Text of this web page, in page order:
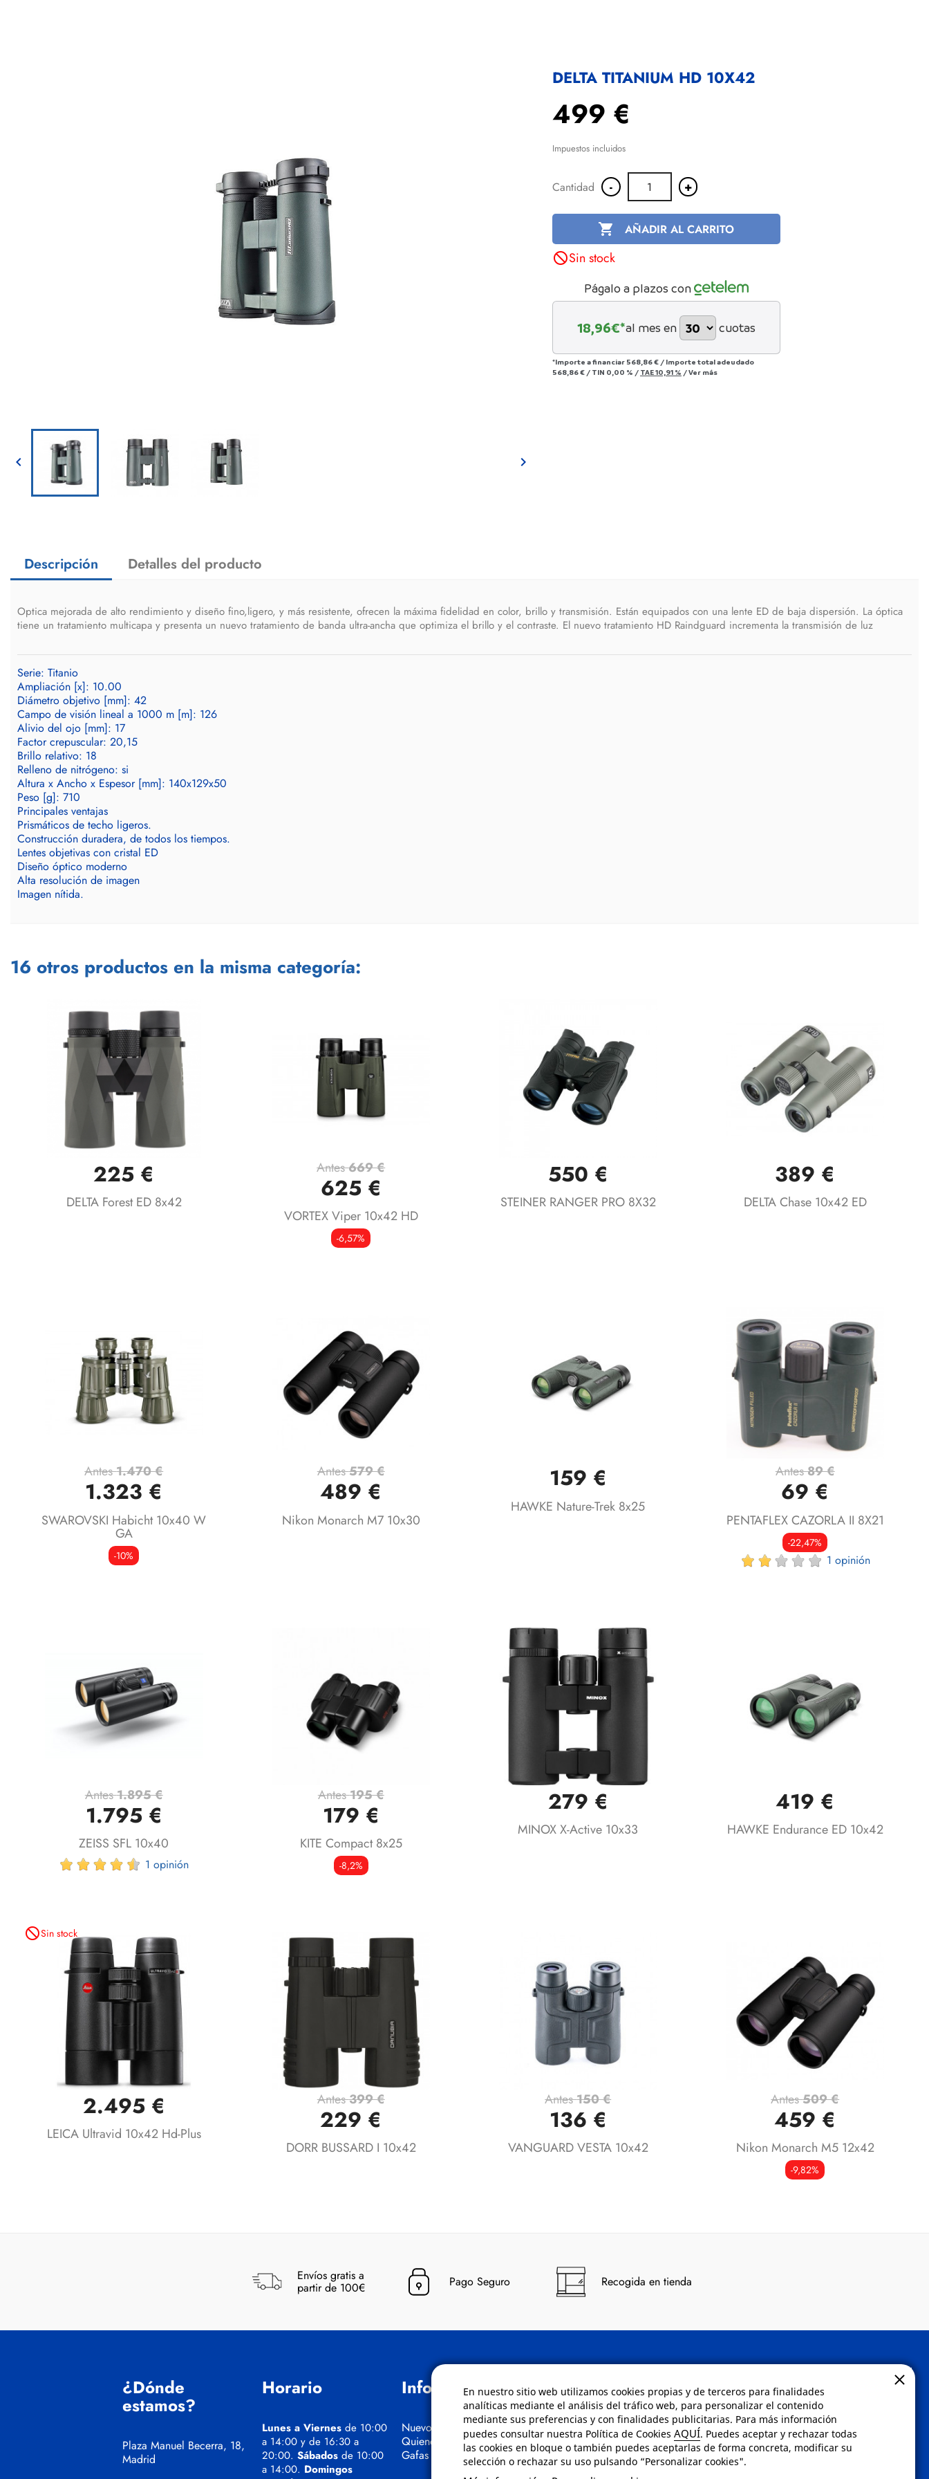
En nuestro sitio web utilizamos cookies propias y de terceros para finalidades
analíticas mediante el análisis del tráfico web, para personalizar el contenido
mediante sus preferencias y con finalidades publicitarias. Para más información
puedes consultar nuestra Política de Cookies AQUÍ. Puedes aceptar y rechazar todas
las cookies en bloque o también puedes aceptarlas de forma concreta, modificar su
selección o rechazar su uso pulsando “Personalizar cookies".
 
DELTA TITANIUM HD 10X42
499 €
Impuestos incluidos
Cantidad - +
 AÑADIR AL CARRITO
not_interestedSin stock
Págalo a plazos con
18,96€*al mes en cuotas
*Importe a financiar 568,86 € / Importe total adeudado
568,86 €/ TIN 0,00 % / TAE10,91 % /Ver más
Descripción Detalles del producto
Optica mejorada de alto rendimiento y diseño fino,ligero, y más resistente, ofrecen la máxima fidelidad en color, brillo y transmisión. Están equipados con una lente ED de baja dispersión. La óptica
tiene un tratamiento multicapa y presenta un nuevo tratamiento de banda ultra-ancha que optimiza el brillo y el contraste. El nuevo tratamiento HD Raindguard incrementa la transmisión de luz
Serie: Titanio
Ampliación [x]: 10.00
Diámetro objetivo [mm]: 42
Campo de visión lineal a 1000 m [m]: 126
Alivio del ojo [mm]: 17
Factor crepuscular: 20,15
Brillo relativo: 18
Relleno de nitrógeno: si
Altura x Ancho x Espesor [mm]: 140x129x50
Peso [g]: 710
Principales ventajas
Prismáticos de techo ligeros.
Construcción duradera, de todos los tiempos.
Lentes objetivas con cristal ED
Diseño óptico moderno
Alta resolución de imagen
Imagen nítida.
16 otros productos en la misma categoría:
Vista rápida
225 €
DELTA Forest ED 8x42
Vista rápida
Antes669 €
625 €
VORTEX Viper 10x42 HD
-6,57%
Vista rápida
550 €
STEINER RANGER PRO 8X32
Vista rápida
389 €
DELTA Chase 10x42 ED
Vista rápida
Antes1.470 €
1.323 €
SWAROVSKI Habicht 10x40 W
GA
-10%
Vista rápida
Antes579 €
489 €
Nikon Monarch M7 10x30
Vista rápida
159 €
HAWKE Nature-Trek 8x25
Vista rápida
Antes89 €
69 €
PENTAFLEX CAZORLA II 8X21
-22,47%
1 opinión
Vista rápida
Antes1.895 €
1.795 €
ZEISS SFL 10x40
1 opinión
Vista rápida
Antes195 €
179 €
KITE Compact 8x25
-8,2%
Vista rápida
279 €
MINOX X-Active 10x33
Vista rápida
419 €
HAWKE Endurance ED 10x42
not_interestedSin stock
 Vista rápida
2.495 €
LEICA Ultravid 10x42 Hd-Plus
Vista rápida
Antes399 €
229 €
DORR BUSSARD I 10x42
Vista rápida
Antes150 €
136 €
VANGUARD VESTA 10x42
Vista rápida
Antes509 €
459 €
Nikon Monarch M5 12x42
-9,82%
Envíos gratis a
partir de 100€ Pago Seguro Recogida en tienda
¿Dónde
estamos?
Plaza Manuel Becerra, 18,
Madrid
Horario
Lunes a Viernes de 10:00
a 14:00 y de 16:30 a
20:00. Sábados de 10:00
a 14:00. Domingos
Información
Nuevos Cursos
Quienes somos
Gafas eclipse
Políticas
Condiciones de compra
Aviso de privacidad
Cookies
Bajas comunicados
Contacto
Envíanos un email a
info@fotoroma.eso bien
rellena nuestro formulario
de contacto